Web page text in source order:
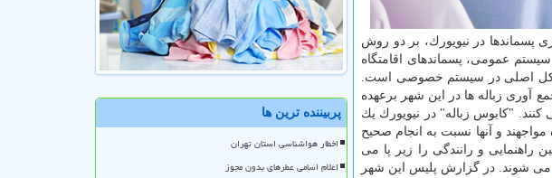
پسماندها در نیویورك، بر دو روش
عمومی، پسماندهای اقامتگاه
مشكل اصلی در سیستم خصوصی است.
آوری زباله ها در این شهر برعهده
"كابوس زباله" در نیویورك یك
و آنها نسبت به انجام صحیح
راهنمایی و رانندگی را زیر پا می
می شوند. در گزارش پلیس این شهر
پربیننده ترین ها
اخطار هواشناسی استان تهران
اعلام اسامی عطرهای بدون مجوز